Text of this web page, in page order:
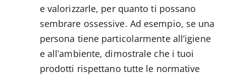
e valorizzarle, per quanto ti possano
sembrare ossessive. Ad esempio, se una
persona tiene particolarmente all’igiene
e all’ambiente, dimostrale che i tuoi
prodotti rispettano tutte le normative